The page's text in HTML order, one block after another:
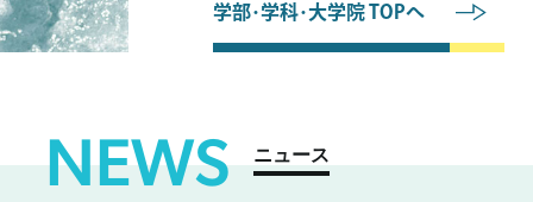
学部･学科･大学院 TOPへ
NEWS ニュース